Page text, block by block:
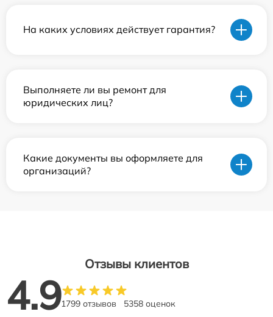
На каких условиях действует гарантия?
Выполняете ли вы ремонт для
юридических лиц?
Какие документы вы оформляете для
организаций?
Отзывы клиентов
4.91799 отзывов 5358 оценок